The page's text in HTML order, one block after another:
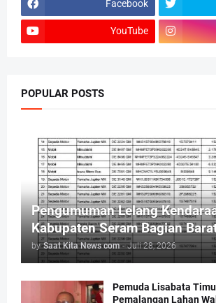
Facebook
YouTube
POPULAR POSTS
Pengumuman Lelang
Kabupaten Seram Bagian
by Saat Kita News com - Juli 28, 2026
Pemuda Lisabata
Pemalangan Lahan